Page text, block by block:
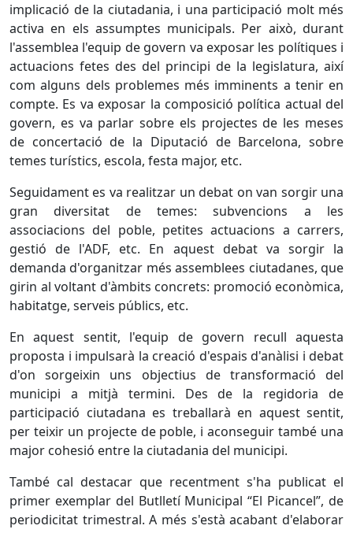
implicació de la ciutadania, i una participació molt més
activa en els assumptes municipals. Per això, durant
l'assemblea l'equip de govern va exposar les polítiques i
actuacions fetes des del principi de la legislatura, així
com alguns dels problemes més imminents a tenir en
compte. Es va exposar la composició política actual del
govern, es va parlar sobre els projectes de les meses
de concertació de la Diputació de Barcelona, sobre
temes turístics, escola, festa major, etc.
Seguidament es va realitzar un debat on van sorgir una
gran diversitat de temes: subvencions a les
associacions del poble, petites actuacions a carrers,
gestió de l'ADF, etc. En aquest debat va sorgir la
demanda d'organitzar més assemblees ciutadanes, que
girin al voltant d'àmbits concrets: promoció econòmica,
habitatge, serveis públics, etc.
En aquest sentit, l'equip de govern recull aquesta
proposta i impulsarà la creació d'espais d'anàlisi i debat
d'on sorgeixin uns objectius de transformació del
municipi a mitjà termini. Des de la regidoria de
participació ciutadana es treballarà en aquest sentit,
per teixir un projecte de poble, i aconseguir també una
major cohesió entre la ciutadania del municipi.
També cal destacar que recentment s'ha publicat el
primer exemplar del Butlletí Municipal “El Picancel”, de
periodicitat trimestral. A més s'està acabant d'elaborar